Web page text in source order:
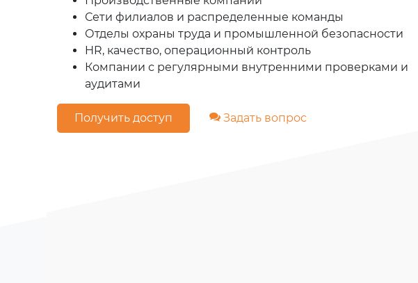
Сети филиалов и распределенные команды
Отделы охраны труда и промышленной безопасности
HR, качество, операционный контроль
Компании с регулярными внутренними проверками и
аудитами
Получить доступ Задать вопрос